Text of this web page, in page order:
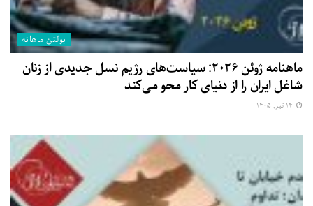
بولتن ماهانه
ماهنامه ژوئن ۲۰۲۶: سیاست‌های رژیم نسل جدیدی از زنان
شاغل ایران را از دنیای کار محو می‌کند